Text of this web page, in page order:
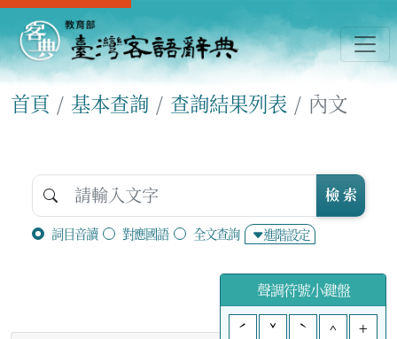
首頁 基本查詢 查詢結果列表 內文
詞目音讀 對應國語 全文查詢 進階設定
檢 索
聲調符號小鍵盤
ˊ
ˇ ˋ ^ +